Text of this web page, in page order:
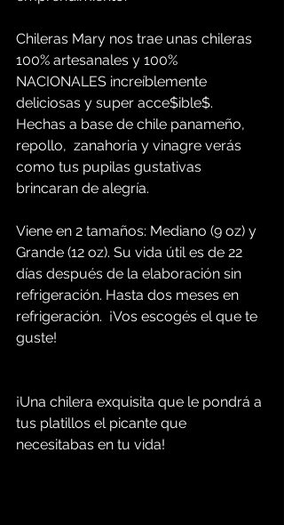
Chileras Mary nos trae unas chileras
100% artesanales y 100%
NACIONALES increíblemente
deliciosas y super acce$ible$.
Hechas a base de chile panameño,
repollo,  zanahoria y vinagre verás
como tus pupilas gustativas
brincaran de alegría.
Viene en 2 tamaños: Mediano (9 oz) y
Grande (12 oz). Su vida útil es de 22
días después de la elaboración sin
refrigeración. Hasta dos meses en
refrigeración.  ¡Vos escogés el que te
guste!
¡Una chilera exquisita que le pondrá a
tus platillos el picante que
necesitabas en tu vida!